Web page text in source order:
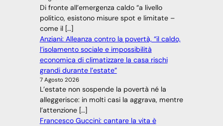
Di fronte all’emergenza caldo “a livello
politico, esistono misure spot e limitate –
come il […]
Anziani: Alleanza contro la povertà, “il caldo,
l’isolamento sociale e impossibilità
economica di climatizzare la casa rischi
grandi durante l’estate”
7 Agosto 2026
L’estate non sospende la povertà né la
alleggerisce: in molti casi la aggrava, mentre
l’attenzione […]
Francesco Guccini: cantare la vita è